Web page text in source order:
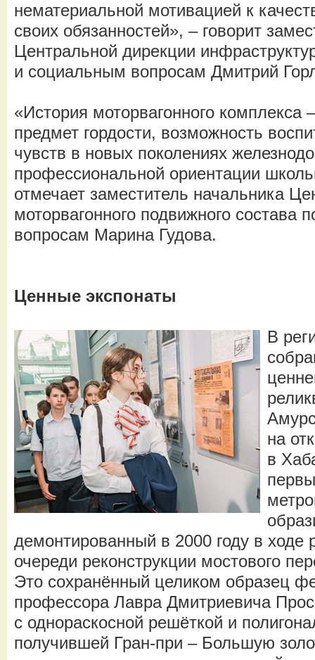
нематериальной мотивацией к
своих обязанностей», – говорит
Центральной дирекции
и социальным вопросам Дмитрий
«История моторвагонного комплекса
предмет гордости, возможность
чувств в новых поколениях
профессиональной ориентации
отмечает заместитель начальника
моторвагонного подвижного
вопросам Марина Гудова.
Ценные экспонаты
В
на
в
демонтированный в 2000 году в ходе
очереди реконструкции мостового
Это сохранённый целиком образец
профессора Лавра Дмитриевича
с однораскосной решёткой и
получившей Гран-при – Большую